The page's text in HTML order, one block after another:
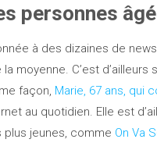
personnes
à des dizaines de
la moyenne. C’est
façon, Marie, 67 ans, qui
au quotidien. Elle est
plus jeunes, comme On Va